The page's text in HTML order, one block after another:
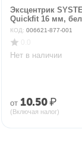
Эксцентрик
Quickfit 16 мм,
КОД: 006621-877-001
Нет в наличии
от 10.50₽
(Включая налог)